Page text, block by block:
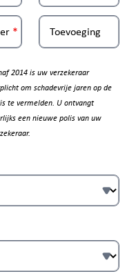
Toevoeging
2014 is uw verzekeraar
om schadevrije jaren op de
te vermelden. U ontvangt
een nieuwe polis van uw